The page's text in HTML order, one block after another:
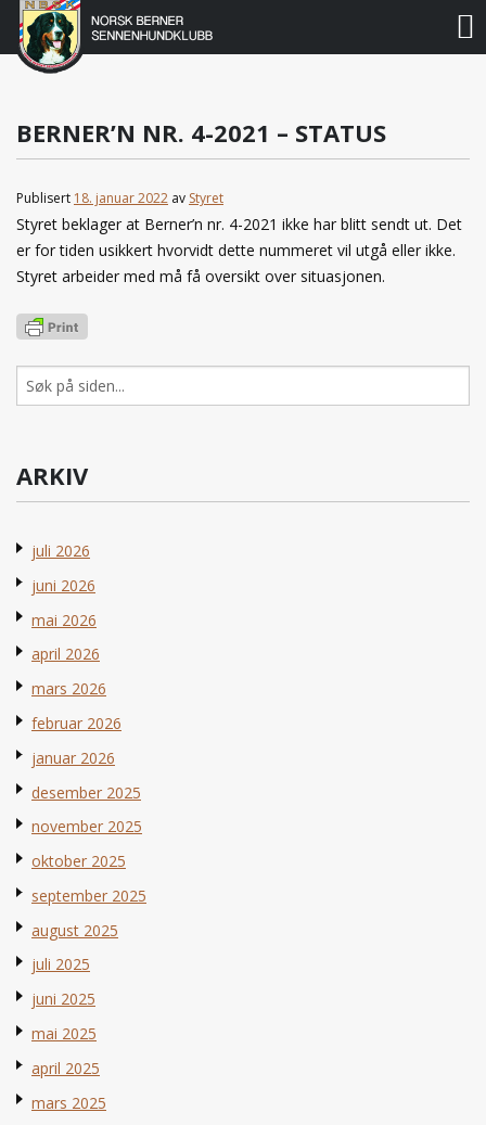
Gå
Norsk
Berner
Sennenhundklubb
BERNER’N NR. 4-2021 – STATUS
Publisert 18. januar 2022 av Styret
Styret beklager at Berner’n nr. 4-2021 ikke har blitt sendt ut. Det
er for tiden usikkert hvorvidt dette nummeret vil utgå eller ikke.
Styret arbeider med må få oversikt over situasjonen.
Søk
ARKIV
juli 2026
juni 2026
mai 2026
april 2026
mars 2026
februar 2026
januar 2026
desember 2025
november 2025
oktober 2025
september 2025
august 2025
juli 2025
juni 2025
mai 2025
april 2025
mars 2025